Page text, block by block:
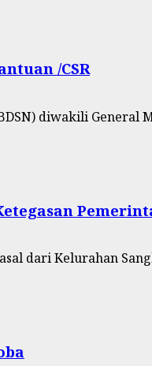
/CSR
diwakili
dari Kelurahan